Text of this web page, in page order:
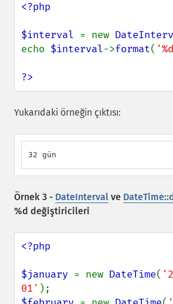
<?php
$interval = new
echo $interval->format(
?>
Yukarıdaki örneğin çıktısı:
32 gün
Örnek 3 - DateInterval ve
%d değiştiricileri
<?php
$january = new DateTime(
01'